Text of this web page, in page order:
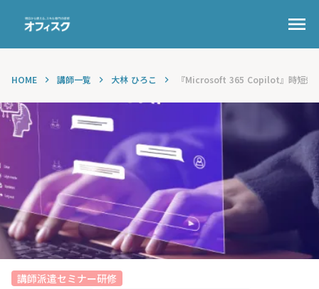
HOME keyboard_arrow_right 講師一覧 keyboard_arrow_right 大林 ひろこ keyboard_arrow_right 『Microsoft 365 Copilot』時短効
講師派遣セミナー研修
menu